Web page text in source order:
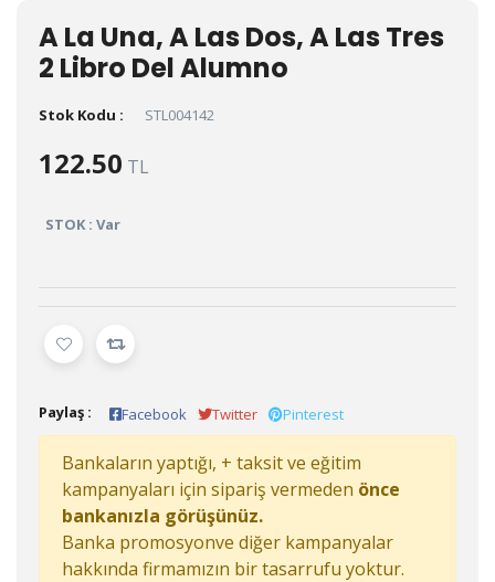
A La Una, A Las Dos, A Las Tres
2 Libro Del Alumno
Stok Kodu : STL004142
122.50 TL
STOK : Var
Paylaş : Facebook Twitter Pinterest
Bankaların yaptığı, + taksit ve eğitim
kampanyaları için sipariş vermeden önce
bankanızla görüşünüz.
Banka promosyonve diğer kampanyalar
hakkında firmamızın bir tasarrufu yoktur.